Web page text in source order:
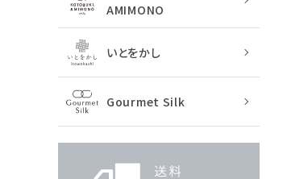
AMIMONO
いとをかし
Gourmet Silk